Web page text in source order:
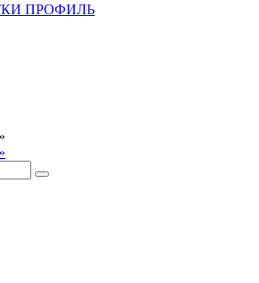
ПРОФИЛЬ